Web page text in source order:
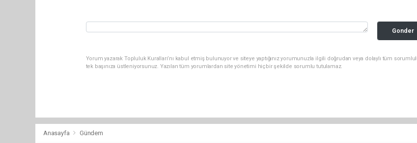
Gonder
Yorum yazarak Topluluk Kuralları’nı kabul etmiş bulunuyor ve siteye yaptığınız yorumunuzla ilgili doğrudan veya dolaylı tüm
tek başınıza üstleniyorsunuz. Yazılan tüm yorumlardan site yönetimi hiçbir şekilde sorumlu tutulamaz.
Anasayfa Gündem